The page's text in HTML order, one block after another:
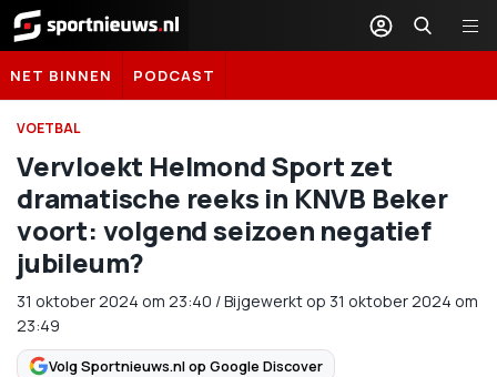
Sportnieuws.nl
NET BINNEN PODCAST
VOETBAL
Vervloekt Helmond Sport zet
dramatische reeks in KNVB Beker
voort: volgend seizoen negatief
jubileum?
31 oktober 2024 om 23:40 /Bijgewerkt op 31 oktober 2024 om
23:49
Volg Sportnieuws.nl op Google Discover